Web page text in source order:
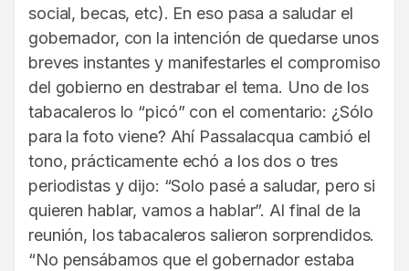
social, becas, etc). En eso pasa a saludar el
gobernador, con la intención de quedarse unos
breves instantes y manifestarles el compromiso
del gobierno en destrabar el tema. Uno de los
tabacaleros lo “picó” con el comentario: ¿Sólo
para la foto viene? Ahí Passalacqua cambió el
tono, prácticamente echó a los dos o tres
periodistas y dijo: “Solo pasé a saludar, pero si
quieren hablar, vamos a hablar”. Al final de la
reunión, los tabacaleros salieron sorprendidos.
“No pensábamos que el gobernador estaba